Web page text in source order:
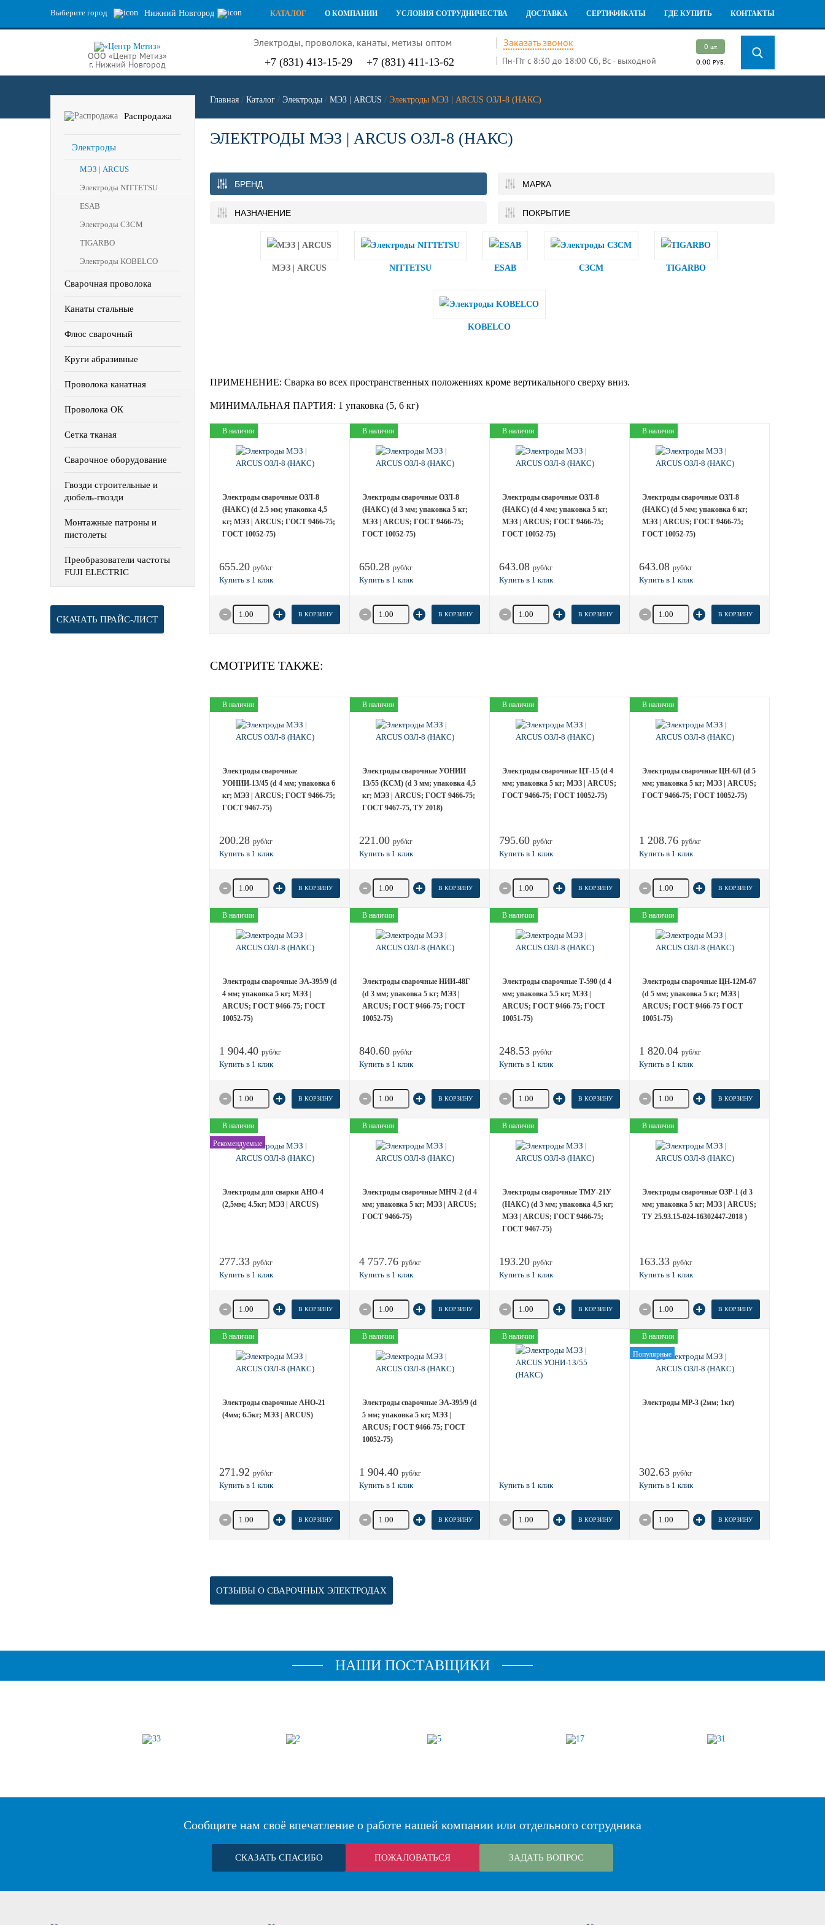
Выберите город Нижний Новгород КАТАЛОГ О КОМПАНИИ УСЛОВИЯ СОТРУДНИЧЕСТВА ДОСТАВКА СЕРТИФИКАТЫ ГДЕ КУПИТЬ КОНТАКТЫ
ООО «Центр Метиз»
г. Нижний Новгород
Электроды, проволока, канаты, метизы оптом
Заказать звонок
+7 (831) 413-15-29
+7 (831) 411-13-62 Пн-Пт с 8:30 до 18:00 Сб, Вс - выходной
0 шт.
0.00РУБ.
Распродажа
Электроды
МЭЗ | ARCUS
Электроды NITTETSU
ESAB
Электроды СЗСМ
TIGARBO
Электроды KOBELCO
Сварочная проволока
Канаты стальные
Флюс сварочный
Круги абразивные
Проволока канатная
Проволока ОК
Сетка тканая
Сварочное оборудование
Гвозди строительные и
дюбель-гвозди
Монтажные патроны и
пистолеты
Преобразователи частоты
FUJI ELECTRIC
СКАЧАТЬ ПРАЙС-ЛИСТ
Главная / Каталог / Электроды / МЭЗ | ARCUS / Электроды МЭЗ | ARCUS ОЗЛ-8 (НАКС)
ЭЛЕКТРОДЫ МЭЗ | ARCUS ОЗЛ-8 (НАКС)
БРЕНД МАРКА
НАЗНАЧЕНИЕ ПОКРЫТИЕ
МЭЗ | ARCUS NITTETSU ESAB СЗСМ TIGARBO
KOBELCO
ПРИМЕНЕНИЕ: Сварка во всех пространственных положениях кроме вертикального сверху вниз.
МИНИМАЛЬНАЯ ПАРТИЯ: 1 упаковка (5, 6 кг)
В наличии
Электроды сварочные ОЗЛ-8
(НАКС) (d 2.5 мм; упаковка 4,5
кг; МЭЗ | ARCUS; ГОСТ 9466-75;
ГОСТ 10052-75)
655.20 руб/кг
Количество товара В КОРЗИНУ
В наличии
Электроды сварочные ОЗЛ-8
(НАКС) (d 3 мм; упаковка 5 кг;
МЭЗ | ARCUS; ГОСТ 9466-75;
ГОСТ 10052-75)
650.28 руб/кг
Количество товара В КОРЗИНУ
В наличии
Электроды сварочные ОЗЛ-8
(НАКС) (d 4 мм; упаковка 5 кг;
МЭЗ | ARCUS; ГОСТ 9466-75;
ГОСТ 10052-75)
643.08 руб/кг
Количество товара В КОРЗИНУ
В наличии
Электроды сварочные ОЗЛ-8
(НАКС) (d 5 мм; упаковка 6 кг;
МЭЗ | ARCUS; ГОСТ 9466-75;
ГОСТ 10052-75)
643.08 руб/кг
Количество товара В КОРЗИНУ
СМОТРИТЕ ТАКЖЕ:
В наличии
Электроды сварочные
УОНИИ-13/45 (d 4 мм; упаковка 6
кг; МЭЗ | ARCUS; ГОСТ 9466-75;
ГОСТ 9467-75)
200.28 руб/кг
Количество товара В КОРЗИНУ
В наличии
Электроды сварочные УОНИИ
13/55 (КСМ) (d 3 мм; упаковка 4,5
кг; МЭЗ | ARCUS; ГОСТ 9466-75;
ГОСТ 9467-75, ТУ 2018)
221.00 руб/кг
Количество товара В КОРЗИНУ
В наличии
Электроды сварочные ЦТ-15 (d 4
мм; упаковка 5 кг; МЭЗ | ARCUS;
ГОСТ 9466-75; ГОСТ 10052-75)
795.60 руб/кг
Количество товара В КОРЗИНУ
В наличии
Электроды сварочные ЦН-6Л (d 5
мм; упаковка 5 кг; МЭЗ | ARCUS;
ГОСТ 9466-75; ГОСТ 10052-75)
1 208.76 руб/кг
Количество товара В КОРЗИНУ
В наличии
Электроды сварочные ЭА-395/9 (d
4 мм; упаковка 5 кг; МЭЗ |
ARCUS; ГОСТ 9466-75; ГОСТ
10052-75)
1 904.40 руб/кг
Количество товара В КОРЗИНУ
В наличии
Электроды сварочные НИИ-48Г
(d 3 мм; упаковка 5 кг; МЭЗ |
ARCUS; ГОСТ 9466-75; ГОСТ
10052-75)
840.60 руб/кг
Количество товара В КОРЗИНУ
В наличии
Электроды сварочные Т-590 (d 4
мм; упаковка 5.5 кг; МЭЗ |
ARCUS; ГОСТ 9466-75; ГОСТ
10051-75)
248.53 руб/кг
Количество товара В КОРЗИНУ
В наличии
Электроды сварочные ЦН-12М-67
(d 5 мм; упаковка 5 кг; МЭЗ |
ARCUS; ГОСТ 9466-75 ГОСТ
10051-75)
1 820.04 руб/кг
Количество товара В КОРЗИНУ
В наличии
Рекомендуемые
Электроды для сварки АНО-4
(2,5мм; 4.5кг; МЭЗ | ARCUS)
277.33 руб/кг
Количество товара В КОРЗИНУ
В наличии
Электроды сварочные МНЧ-2 (d 4
мм; упаковка 5 кг; МЭЗ | ARCUS;
ГОСТ 9466-75)
4 757.76 руб/кг
Количество товара В КОРЗИНУ
В наличии
Электроды сварочные ТМУ-21У
(НАКС) (d 3 мм; упаковка 4,5 кг;
МЭЗ | ARCUS; ГОСТ 9466-75;
ГОСТ 9467-75)
193.20 руб/кг
Количество товара В КОРЗИНУ
В наличии
Электроды сварочные ОЗР-1 (d 3
мм; упаковка 5 кг; МЭЗ | ARCUS;
ТУ 25.93.15-024-16302447-2018 )
163.33 руб/кг
Количество товара В КОРЗИНУ
В наличии
Электроды сварочные АНО-21
(4мм; 6.5кг; МЭЗ | ARCUS)
271.92 руб/кг
Количество товара В КОРЗИНУ
В наличии
Электроды сварочные ЭА-395/9 (d
5 мм; упаковка 5 кг; МЭЗ |
ARCUS; ГОСТ 9466-75; ГОСТ
10052-75)
1 904.40 руб/кг
Количество товара В КОРЗИНУ
В наличии
Количество товара В КОРЗИНУ
В наличии
Популярные
Электроды МР-3 (2мм; 1кг)
302.63 руб/кг
Количество товара В КОРЗИНУ
ОТЗЫВЫ О СВАРОЧНЫХ ЭЛЕКТРОДАХ
НАШИ ПОСТАВЩИКИ
Сообщите нам своё впечатление о работе нашей компании или отдельного сотрудника
СКАЗАТЬ СПАСИБО ПОЖАЛОВАТЬСЯ ЗАДАТЬ ВОПРОС